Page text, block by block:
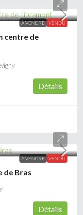
À VENDRE VENDU
centre de
Détails
À VENDRE VENDU
de Bras
Détails